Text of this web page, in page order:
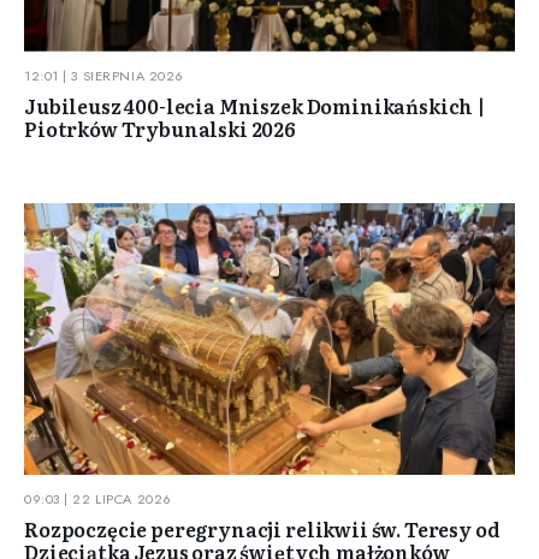
12:01 | 3 SIERPNIA 2026
Jubileusz 400-lecia Mniszek Dominikańskich |
Piotrków Trybunalski 2026
09:03 | 22 LIPCA 2026
Rozpoczęcie peregrynacji relikwii św. Teresy od
Dzieciątka Jezus oraz świętych małżonków